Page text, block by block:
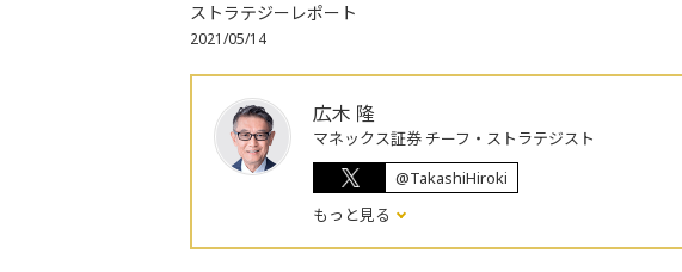
ストラテジーレポート
2021/05/14
広木 隆
マネックス証券 チーフ・ストラテジスト
@TakashiHiroki
もっと見る